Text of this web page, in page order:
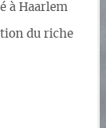
à Haarlem
du riche